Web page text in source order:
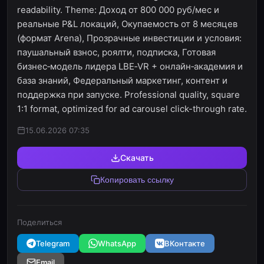
readability. Theme: Доход от 800 000 руб/мес и
реальные P&L локаций, Окупаемость от 8 месяцев
(формат Arena), Прозрачные инвестиции и условия:
паушальный взнос, роялти, подписка, Готовая
бизнес‑модель лидера LBE‑VR + онлайн‑академия и
база знаний, Федеральный маркетинг, контент и
поддержка при запуске. Professional quality, square
1:1 format, optimized for ad carousel click-through rate.
15.06.2026 07:35
Скачать
Копировать ссылку
Поделиться
Telegram WhatsApp
ВКонтакте